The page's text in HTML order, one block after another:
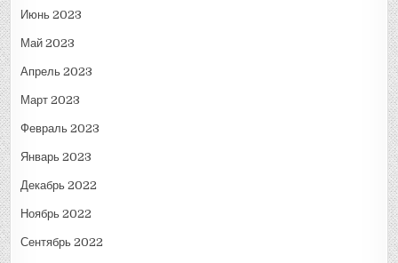
Июнь 2023
Май 2023
Апрель 2023
Март 2023
Февраль 2023
Январь 2023
Декабрь 2022
Ноябрь 2022
Сентябрь 2022